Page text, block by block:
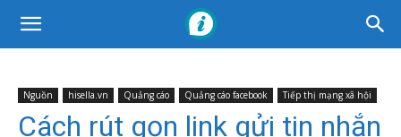
Nguồn hisella.vn Quảng cáo Quảng cáo facebook Tiếp thị mạng xã hội
Cách rút gọn link gửi tin nhắn